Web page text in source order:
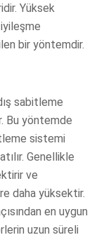
Yüksek
bir yöntemdir.
sabitleme
Bu yöntemde
sistemi
Genellikle
ve
daha yüksektir.
en uygun
uzun süreli